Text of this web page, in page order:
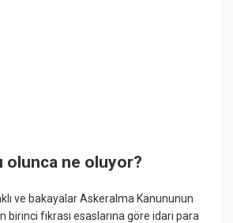
olunca ne oluyor?
ve bakayalar Askeralma Kanununun
birinci fıkrası esaslarına göre idari para